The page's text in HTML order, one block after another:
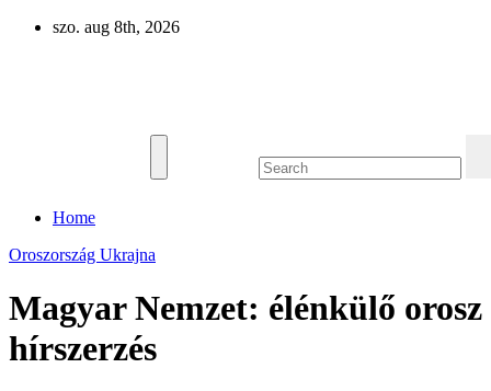
Skip
szo. aug 8th, 2026
Home
Oroszország Ukrajna
Magyar Nemzet: élénkülő orosz
hírszerzés